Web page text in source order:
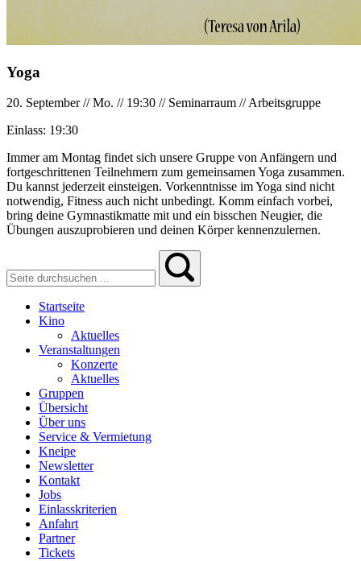
Yoga
20. September//Mo. // 19:30 // Seminarraum //Arbeitsgruppe
Einlass: 19:30
Immer am Montag findet sich unsere Gruppe von Anfängern und
fortgeschrittenen Teilnehmern zum gemeinsamen Yoga zusammen.
Du kannst jederzeit einsteigen. Vorkenntnisse im Yoga sind nicht
notwendig, Fitness auch nicht unbedingt. Komm einfach vorbei,
bring deine Gymnastikmatte mit und ein bisschen Neugier, die
Übungen auszuprobieren und deinen Körper kennenzulernen.
Startseite
Kino
Aktuelles
Veranstaltungen
Konzerte
Aktuelles
Gruppen
Übersicht
Über uns
Service & Vermietung
Kneipe
Newsletter
Kontakt
Jobs
Einlasskriterien
Anfahrt
Partner
Tickets